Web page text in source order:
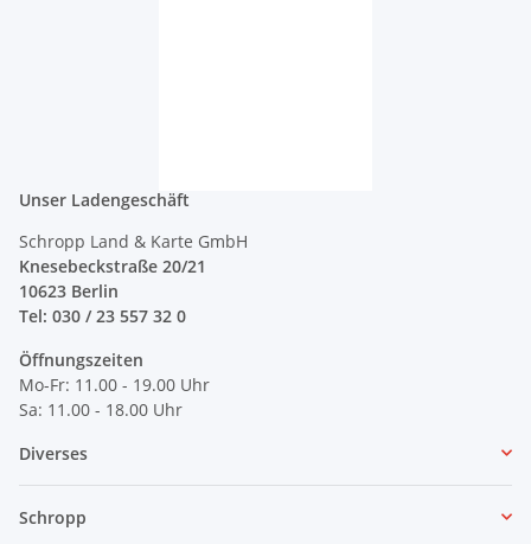
Unser Ladengeschäft
Schropp Land & Karte GmbH
Knesebeckstraße 20/21
10623 Berlin
Tel: 030 / 23 557 32 0
Öffnungszeiten
Mo-Fr: 11.00 - 19.00 Uhr
Sa: 11.00 - 18.00 Uhr
Diverses
Schropp